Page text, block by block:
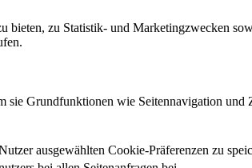
bieten, zu Statistik- und Marketingzwecken
sie Grundfunktionen wie Seitennavigation
ausgewählten Cookie-Präferenzen zu